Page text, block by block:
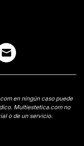
en ningún caso puede
Multiestetica.com no
o de un servicio.